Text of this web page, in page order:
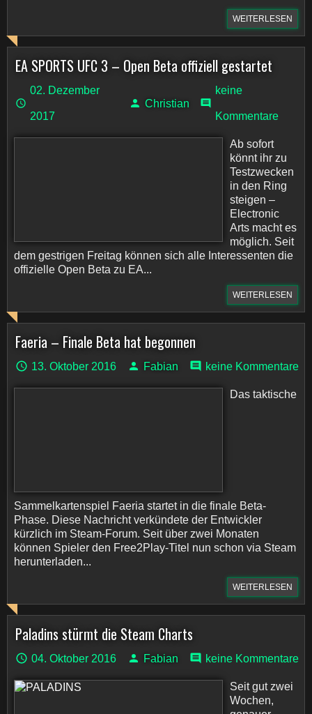
WEITERLESEN
EA SPORTS UFC 3 – Open Beta offiziell gestartet
02. Dezember
2017
Christian
keine
Kommentare
Ab sofort
könnt ihr zu
Testzwecken
in den Ring
steigen –
Electronic
Arts macht es
möglich. Seit
dem gestrigen Freitag können sich alle Interessenten die
offizielle Open Beta zu EA...
WEITERLESEN
Faeria – Finale Beta hat begonnen
13. Oktober 2016 Fabian keine Kommentare
Das taktische
Sammelkartenspiel Faeria startet in die finale Beta-
Phase. Diese Nachricht verkündete der Entwickler
kürzlich im Steam-Forum. Seit über zwei Monaten
können Spieler den Free2Play-Titel nun schon via Steam
herunterladen...
WEITERLESEN
Paladins stürmt die Steam Charts
04. Oktober 2016 Fabian keine Kommentare
Seit gut zwei
Wochen,